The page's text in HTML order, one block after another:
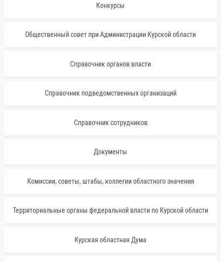
Конкурсы
Общественный совет при Администрации Курской области
Справочник органов власти
Справочник подведомственных организаций
Справочник сотрудников
Документы
Комиссии, советы, штабы, коллегии областного значения
Территориальные органы федеральной власти по Курской области
Курская областная Дума